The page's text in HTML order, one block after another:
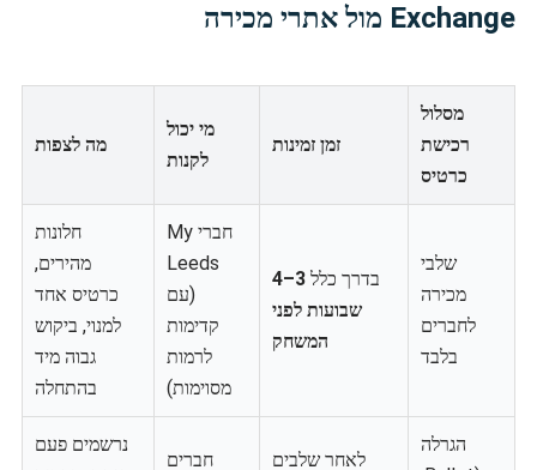
Exchange מול אתרי מכירה
מסלול
רכישת
כרטיס
זמן זמינות
מי יכול
לקנות
מה לצפות
שלבי
מכירה
לחברים
בלבד
בדרך כלל
3–4
שבועות לפני
המשחק
חברי My
Leeds
(עם
קדימות
לרמות
מסוימות)
חלונות
מהירים,
כרטיס אחד
למנוי, ביקוש
גבוה מיד
בהתחלה
הגרלה
לאחר שלבים
חברים
נרשמים פעם